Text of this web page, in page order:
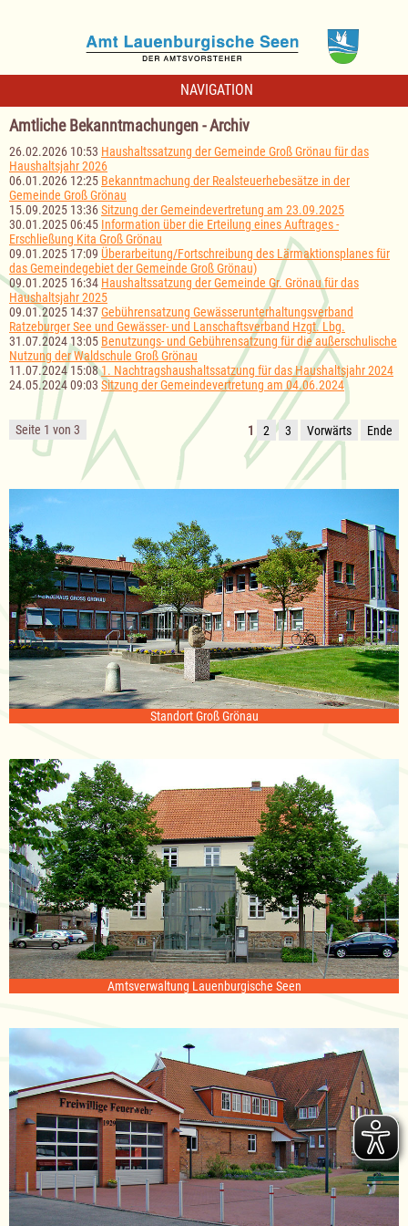
NAVIGATION
Amtliche Bekanntmachungen - Archiv
26.02.2026 10:53 Haushaltssatzung der Gemeinde Groß Grönau für das
Haushaltsjahr 2026
06.01.2026 12:25 Bekanntmachung der Realsteuerhebesätze in der
Gemeinde Groß Grönau
15.09.2025 13:36Sitzung der Gemeindevertretung am 23.09.2025
30.01.2025 06:45 Information über die Erteilung eines Auftrages -
Erschließung Kita Groß Grönau
09.01.2025 17:09 Überarbeitung/Fortschreibung des Lärmaktionsplanes für
das Gemeindegebiet der Gemeinde Groß Grönau)
09.01.2025 16:34 Haushaltssatzung der Gemeinde Gr. Grönau für das
Haushaltsjahr 2025
09.01.2025 14:37Gebührensatzung Gewässerunterhaltungsverband
Ratzeburger See und Gewässer- und Lanschaftsverband Hzgt. Lbg.
31.07.2024 13:05 Benutzungs- und Gebührensatzung für die außerschulische
Nutzung der Waldschule Groß Grönau
11.07.2024 15:081. Nachtragshaushaltssatzung für das Haushaltsjahr 2024
24.05.2024 09:03 Sitzung der Gemeindevertretung am 04.06.2024
Seite 1 von 3 1 2 3 Vorwärts Ende
Standort Groß Grönau
Amtsverwaltung Lauenburgische Seen